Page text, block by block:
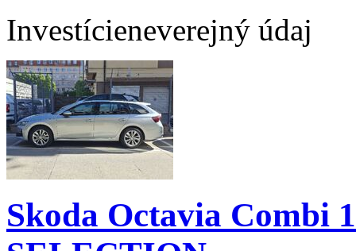
Investícieneverejný údaj
Skoda Octavia Combi